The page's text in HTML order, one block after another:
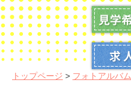
トップページ > フォトアルバム